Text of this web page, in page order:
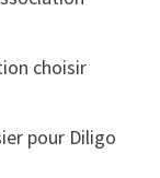
choisir
pour Diligo